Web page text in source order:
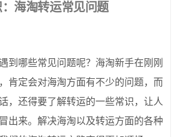
海淘转运常见问题
到哪些常见问题呢？ 海淘新手在刚刚
肯定会对海淘方面有不少的问题，而
，还得要了解转运的一些常识，让人
出来。解决海淘以及转运方面的各种